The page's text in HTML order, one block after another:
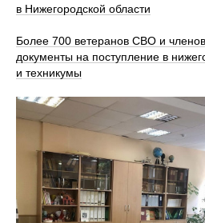
в Нижегородской области
Более 700 ветеранов СВО и
документы на поступление в
и техникумы